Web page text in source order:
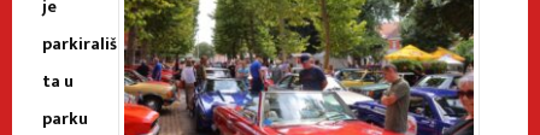
je
parkirališ
ta u
parku